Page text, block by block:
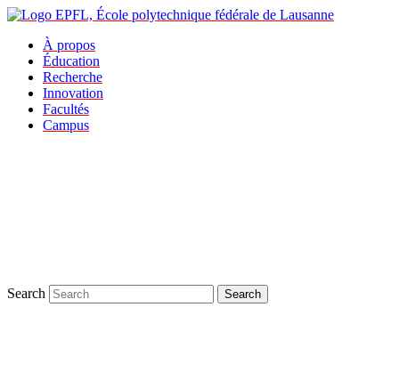
À propos
Éducation
Recherche
Innovation
Facultés
Campus
Search Search